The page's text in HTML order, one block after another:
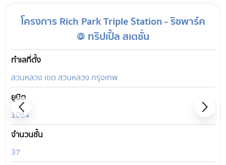
โครงการ Rich Park Triple Station - ริชพาร์ค
@ ทริปเปิ้ล สเตชั่น
ทำเลที่ตั้ง
สวนหลวง เขต สวนหลวง กรุงเทพ
ยูนิต
1084
จำนวนชั้น
37